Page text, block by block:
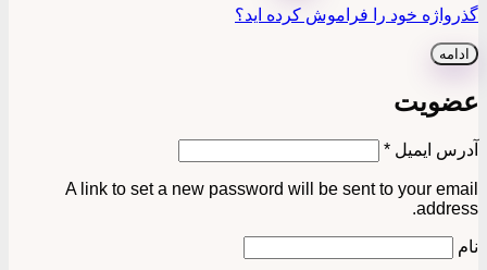
گذرواژه خود را فراموش کرده اید؟
ادامه
عضویت
آدرس ایمیل *الزامی
A link to set a new password will be sent to your email
address.
نام